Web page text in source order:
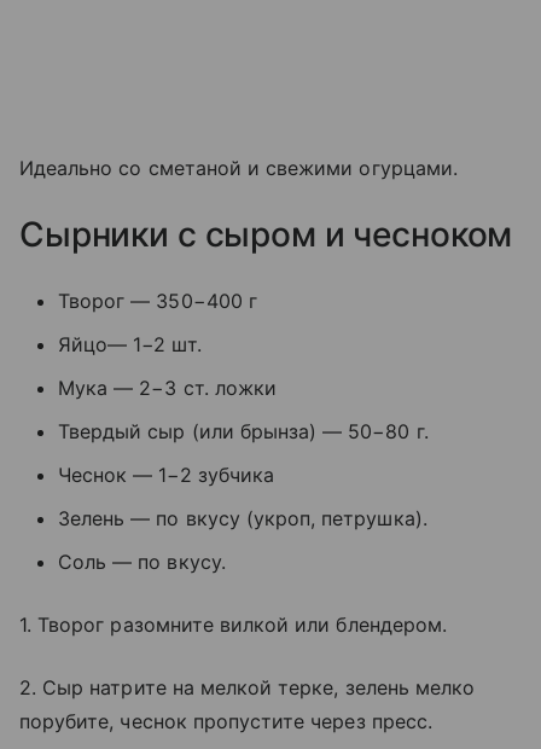
Идеально со сметаной и свежими огурцами.
Сырники с сыром и чесноком
Творог — 350−400 г
Яйцо— 1−2 шт.
Мука — 2−3 ст. ложки
Твердый сыр (или брынза) — 50−80 г.
Чеснок — 1−2 зубчика
Зелень — по вкусу (укроп, петрушка).
Соль — по вкусу.
1. Творог разомните вилкой или блендером.
2. Сыр натрите на мелкой терке, зелень мелко
порубите, чеснок пропустите через пресс.